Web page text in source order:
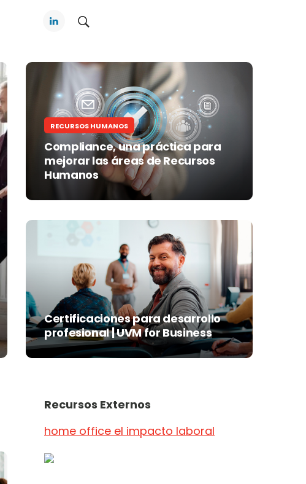
RECURSOS HUMANOS
Compliance, una práctica para
mejorar las áreas de Recursos
Humanos
Certificaciones para desarrollo
profesional | UVM for Business
Recursos Externos
home office el impacto laboral